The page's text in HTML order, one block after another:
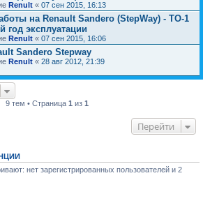
Renult « 07 сен 2015, 16:13
на Renault Sandero (StepWay) - ТО-1
год эксплуатации
Renult « 07 сен 2015, 16:06
Sandero Stepway
Renult « 28 авг 2012, 21:39
9 тем • Страница 1 из 1
Перейти
нет зарегистрированных пользователей и 2